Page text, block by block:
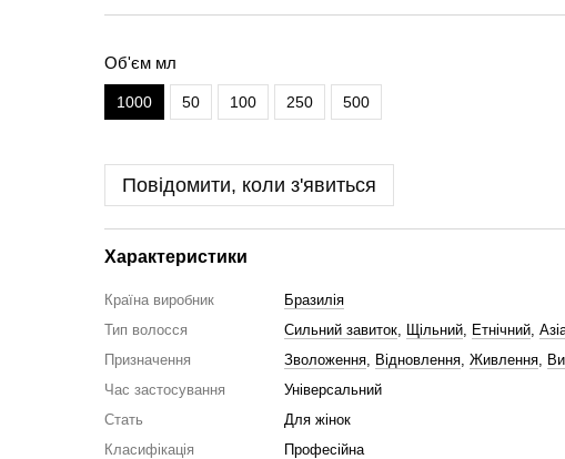
Об'єм мл
1000 50 100 250 500
Повідомити, коли з'явиться
Характеристики
Країна виробник
Бразилія
Тип волосся
Сильний завиток, Щільний, Етнічний,
Призначення
Зволоження, Відновлення, Живлення,
Час застосування
Універсальний
Стать
Для жінок
Класифікація
Професійна